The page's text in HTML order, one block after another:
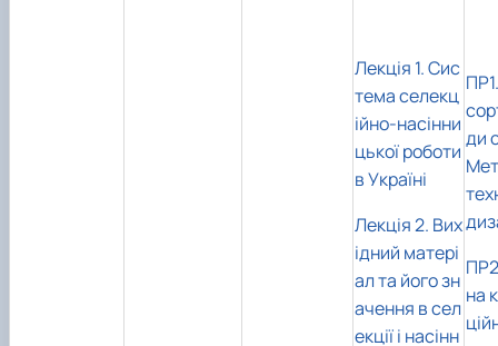
Лекція 1. Сис
тема селекц
ійно-насінни
цької роботи
в Україні
Лекція 2. Вих
ідний матері
ал та його зн
ачення в сел
екції і насінн
ди
на